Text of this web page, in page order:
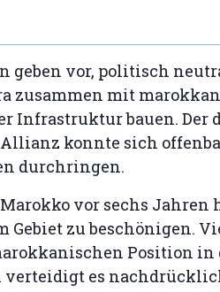
geben vor, politisch
zusammen mit
Infrastruktur bauen. Der
konnte sich
durchringen.
vor sechs
Gebiet zu beschönigen.
Position
verteidigt es